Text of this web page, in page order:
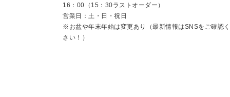
16：00（15：30ラストオーダー）
営業日：土・日・祝日
※お盆や年末年始は変更あり（最新情報はSNSをご確認
さい！）